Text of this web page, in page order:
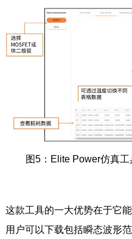
图5：Elite Power仿真
这款工具的一大优势在于它
用户可以下载包括瞬态波形